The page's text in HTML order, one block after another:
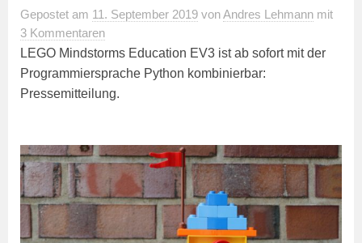
Gepostet am 11. September 2019 vonAndres Lehmann mit
3 Kommentaren
LEGO Mindstorms Education EV3 ist ab sofort mit der
Programmiersprache Python kombinierbar:
Pressemitteilung.